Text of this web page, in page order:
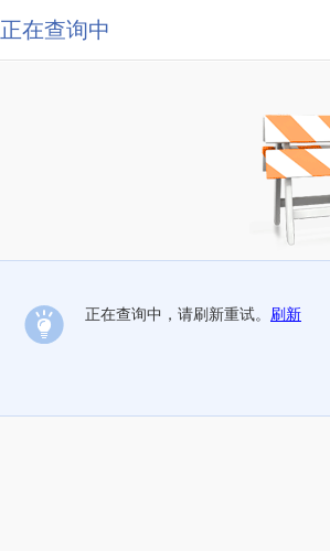
正在查询中
正在查询中，请刷新重试。 刷新